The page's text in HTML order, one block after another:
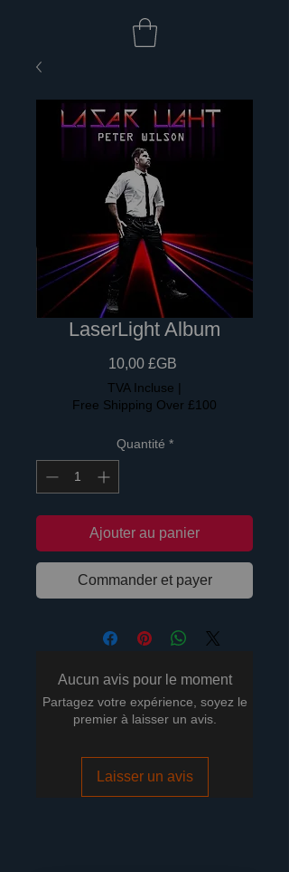
LaserLight Album
10,00 £GBPrix
TVA Incluse |
Free Shipping Over £100
Quantité *
Ajouter au panier
Commander et payer
Aucun avis pour le moment
Partagez votre expérience, soyez le
premier à laisser un avis.
Laisser un avis